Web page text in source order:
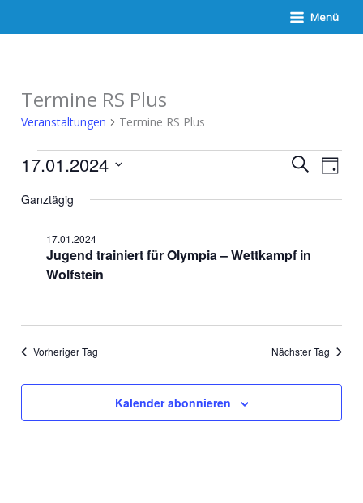
Menü
Termine RS Plus
Veranstaltungen Termine RS Plus
Veranstaltungen
für
Suche
SucheTag
17.01.2024
wählen.
Ganztägig
Jugend trainiert für Olympia – Wettkampf in
Wolfstein
17.01.2024
Vorheriger Tag Nächster Tag
Kalender abonnieren